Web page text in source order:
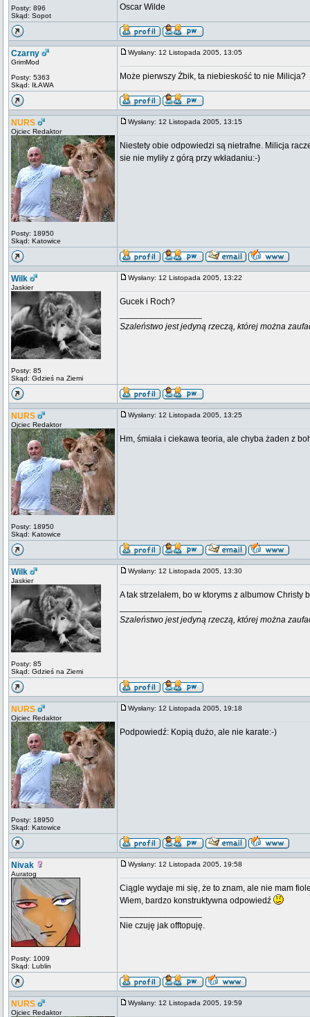
Posty: 896
Skąd: Sopot
Oscar Wilde
Czarny
GrimMod
Posty: 5363
Skąd: IŁAWA
Wysłany: 12 Listopada 2005, 13:05
Może pierwszy Żbik, ta niebieskość to nie Milicja?
NURS
Ojciec Redaktor
Posty: 18950
Skąd: Katowice
Wysłany: 12 Listopada 2005, 13:15
Niestety obie odpowiedzi są nietrafne. Milicja
sie nie myliły z górą przy wkładaniu:-)
Wilk
Jaskier
Posty: 85
Skąd: Gdzieś na Ziemi
Wysłany: 12 Listopada 2005, 13:22
Gucek i Roch?
Szaleństwo jest jedyną rzeczą, której można
NURS
Ojciec Redaktor
Posty: 18950
Skąd: Katowice
Wysłany: 12 Listopada 2005, 13:25
Hm, śmiała i ciekawa teoria, ale chyba żaden z
Wilk
Jaskier
Posty: 85
Skąd: Gdzieś na Ziemi
Wysłany: 12 Listopada 2005, 13:30
A tak strzelałem, bo w ktoryms z albumow Christy
Szaleństwo jest jedyną rzeczą, której można
NURS
Ojciec Redaktor
Posty: 18950
Skąd: Katowice
Wysłany: 12 Listopada 2005, 19:18
Podpowiedź: Kopią dużo, ale nie karate:-)
Nivak
Auratog
Posty: 1009
Skąd: Lublin
Wysłany: 12 Listopada 2005, 19:58
Ciągle wydaje mi się, że to znam, ale nie mam
Wiem, bardzo konstruktywna odpowiedź
Nie czuję jak offtopuję.
NURS
Ojciec Redaktor
Wysłany: 12 Listopada 2005, 19:59